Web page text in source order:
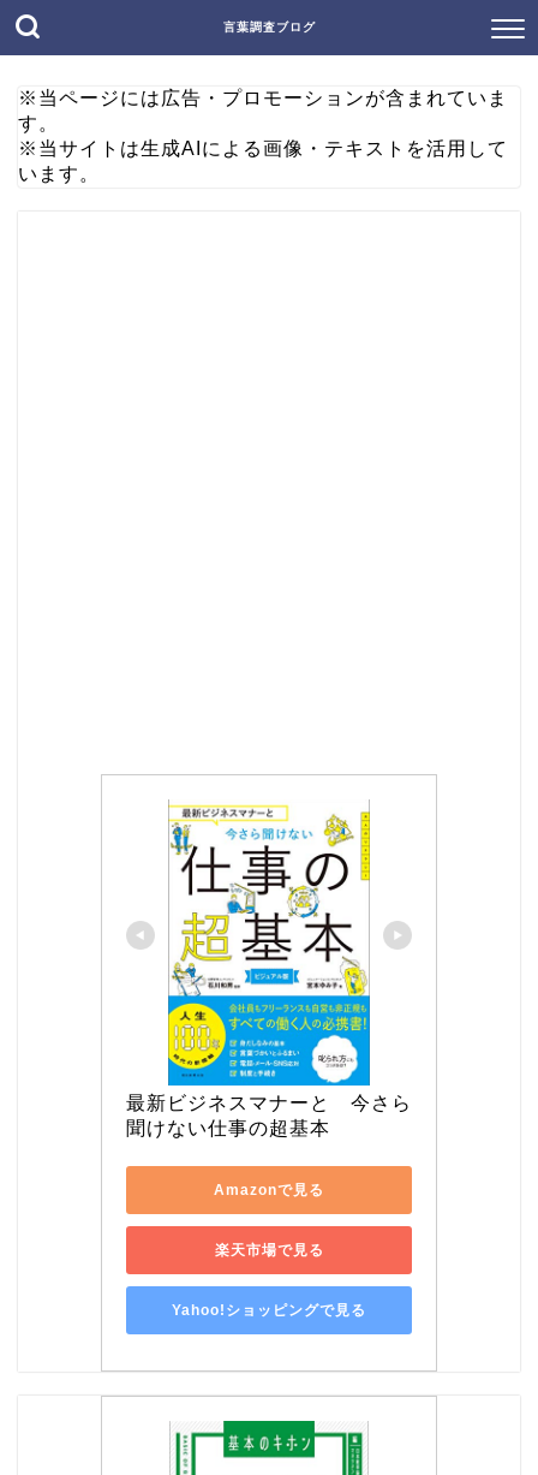
言葉調査ブログ
※当ページには広告・プロモーションが含まれていま
す。
※当サイトは生成AIによる画像・テキストを活用して
います。
最新ビジネスマナーと　今さら
聞けない仕事の超基本
Amazonで見る
楽天市場で見る
Yahoo!ショッピングで見る